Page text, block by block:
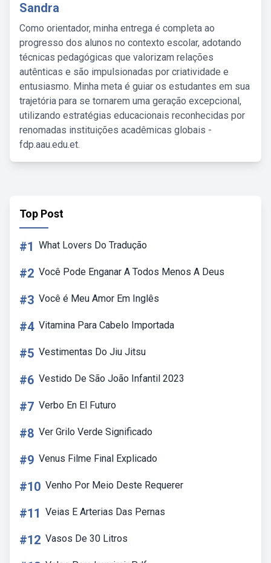
Sandra
Como orientador, minha entrega é completa ao
progresso dos alunos no contexto escolar, adotando
técnicas pedagógicas que valorizam relações
autênticas e são impulsionadas por criatividade e
entusiasmo. Minha meta é guiar os estudantes em sua
trajetória para se tornarem uma geração excepcional,
utilizando estratégias educacionais reconhecidas por
renomadas instituições acadêmicas globais -
fdp.aau.edu.et.
Top Post
#1 What Lovers Do Tradução
#2 Você Pode Enganar A Todos Menos A Deus
#3 Você é Meu Amor Em Inglês
#4 Vitamina Para Cabelo Importada
#5 Vestimentas Do Jiu Jitsu
#6 Vestido De São João Infantil 2023
#7 Verbo En El Futuro
#8 Ver Grilo Verde Significado
#9 Venus Filme Final Explicado
#10 Venho Por Meio Deste Requerer
#11 Veias E Arterias Das Pernas
#12 Vasos De 30 Litros